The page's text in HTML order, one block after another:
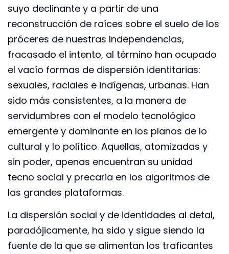
suyo declinante y a partir de una
reconstrucción de raíces sobre el suelo de los
próceres de nuestras Independencias,
fracasado el intento, al término han ocupado
el vacío formas de dispersión identitarias:
sexuales, raciales e indígenas, urbanas. Han
sido más consistentes, a la manera de
servidumbres con el modelo tecnológico
emergente y dominante en los planos de lo
cultural y lo político. Aquellas, atomizadas y
sin poder, apenas encuentran su unidad
tecno social y precaria en los algoritmos de
las grandes plataformas.
La dispersión social y de identidades al detal,
paradójicamente, ha sido y sigue siendo la
fuente de la que se alimentan los traficantes